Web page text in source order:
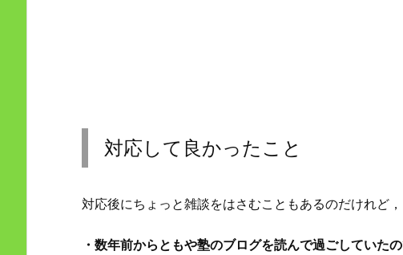
対応して良かったこと
対応後にちょっと雑談をはさむこともあるのだけれど
・数年前からともや塾のブログを読んで過ごしていた